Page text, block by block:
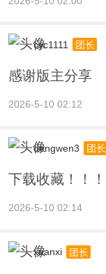
cyc1111 团长
感谢版主分享
2026-5-10 02:12
dengwen3 团长
下载收藏！！！
2026-5-10 02:14
xuanxi 团长